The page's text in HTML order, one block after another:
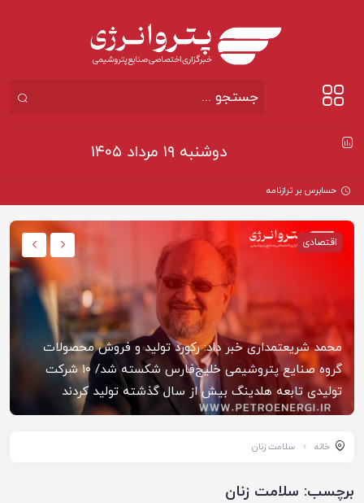
دوشنبه ۱۹ مرداد ۱۴۰۵
حسابرس بر ترازنامه «پتروشیمی خ
اقتصادی
محمد شریعتمداری خبر داد: رکورد تولید و فروش محصولات
گروه صنایع پتروشیمی خلیج‌فارس شکسته شد/ ۱۰ شرکت
تولیدی تابعه هلدینگ بیش از سال گذشته تولید کردند
خانه سلامت زنان
برچسب: سلامت زنان